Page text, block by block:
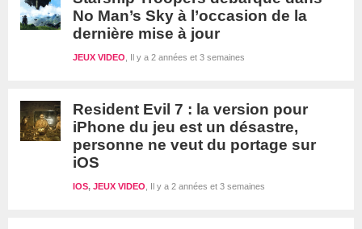
No Man’s Sky à l’occasion de la
dernière mise à jour
Il y a 2 années et 3 semaines
JEUX VIDEO
Resident Evil 7 : la version pour
iPhone du jeu est un désastre,
personne ne veut du portage sur
iOS
Il y a 2 années et 3 semaines
IOS, JEUX VIDEO